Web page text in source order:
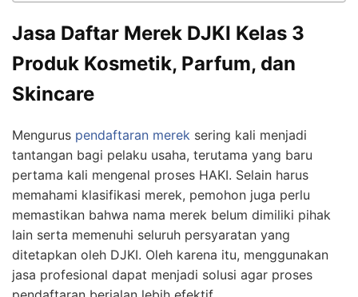
Jasa Daftar Merek DJKI Kelas 3
Produk Kosmetik, Parfum, dan
Skincare
Mengurus pendaftaran merek sering kali menjadi
tantangan bagi pelaku usaha, terutama yang baru
pertama kali mengenal proses HAKI. Selain harus
memahami klasifikasi merek, pemohon juga perlu
memastikan bahwa nama merek belum dimiliki pihak
lain serta memenuhi seluruh persyaratan yang
ditetapkan oleh DJKI. Oleh karena itu, menggunakan
jasa profesional dapat menjadi solusi agar proses